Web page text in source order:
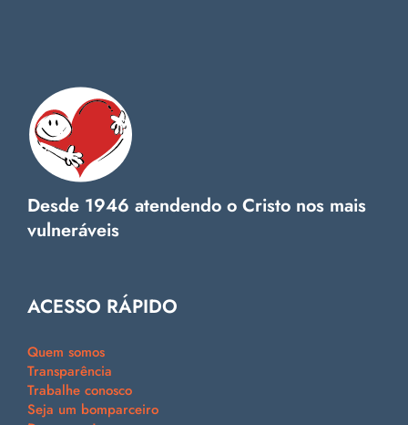
Desde 1946 atendendo o Cristo nos mais
vulneráveis
ACESSO RÁPIDO
Quem somos
Transparência
Trabalhe conosco
Seja um bomparceiro